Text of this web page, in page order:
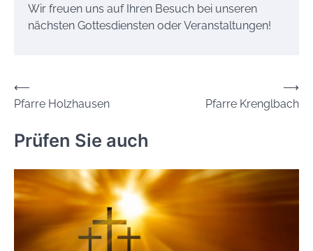
Wir freuen uns auf Ihren Besuch bei unseren
nächsten Gottesdiensten oder Veranstaltungen!
Beitrags-
Navigation
⟵
Pfarre Holzhausen
Pfarre Krenglbach
⟶
Prüfen Sie auch